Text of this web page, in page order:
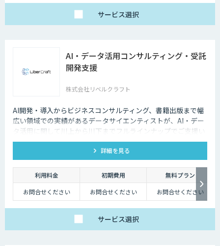
サービス選択
AI・データ活用コンサルティング・受託
開発支援
株式会社リベルクラフト
AI開発・導入からビジネスコンサルティング、書籍出版まで幅
広い領域での実績があるデータサイエンティストが、AI・デー
タ活用に関して川上から川下までフルラインナップでご支援い
たします。
詳細を見る
利用料金 初期費用
無料プラン
お問合せください
お問合せください お問合せください
サービス選択